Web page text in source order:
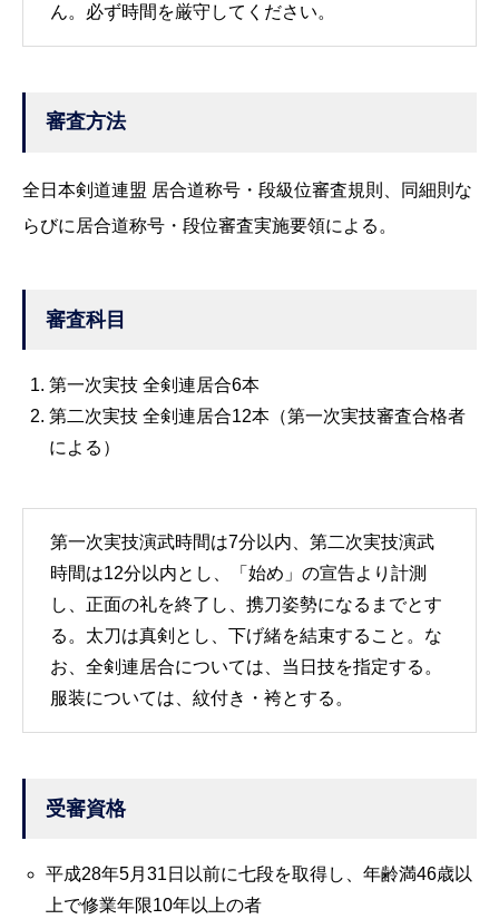
ん。必ず時間を厳守してください。
審査方法
全日本剣道連盟 居合道称号・段級位審査規則、同細則な
らびに居合道称号・段位審査実施要領による。
審査科目
第一次実技 全剣連居合6本
第二次実技 全剣連居合12本（第一次実技審査合格者
による）
第一次実技演武時間は7分以内、第二次実技演武
時間は12分以内とし、「始め」の宣告より計測
し、正面の礼を終了し、携刀姿勢になるまでとす
る。太刀は真剣とし、下げ緒を結束すること。な
お、全剣連居合については、当日技を指定する。
服装については、紋付き・袴とする。
受審資格
平成28年5月31日以前に七段を取得し、年齢満46歳以
上で修業年限10年以上の者